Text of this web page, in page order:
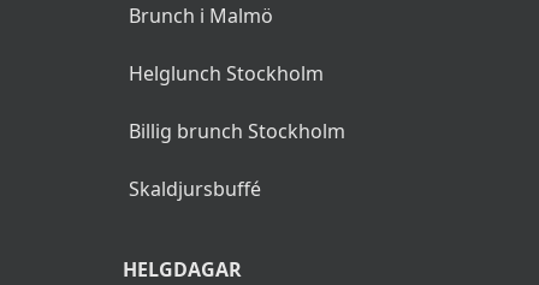
Brunch i Malmö
Helglunch Stockholm
Billig brunch Stockholm
Skaldjursbuffé
HELGDAGAR